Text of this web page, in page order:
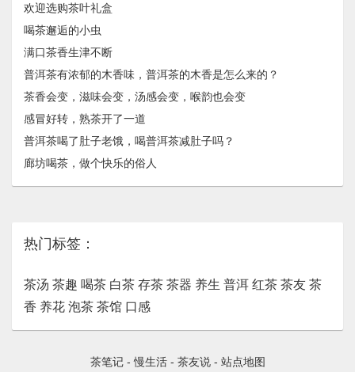
欢迎选购茶叶礼盒
喝茶邂逅的小虫
满口茶香生津不断
普洱茶有浓郁的木香味，普洱茶的木香是怎么来的？
茶​香会变，滋味会变，汤感会变，喉韵也会变
感冒好转，熟茶开了一道
普洱茶喝了肚子老饿，喝普洱茶减肚子吗？
廊坊喝茶，做个快乐的俗人
热门标签：
茶汤 茶趣 喝茶 白茶 存茶 茶器 养生 普洱 红茶 茶友 茶
香 养花 泡茶 茶馆 口感
茶笔记-慢生活- 茶友说- 站点地图